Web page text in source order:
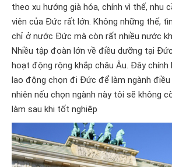
theo xu hướng già hóa, chính vì thế, nhu
viên của Đức rất lớn. Không những thế,
chỉ ở nước Đức mà còn rất nhiều nước
Nhiều tập đoàn lớn về điều dưỡng tại
hoạt động rộng khắp châu Âu. Đây chính
lao động chọn đi Đức để làm ngành điều
nhiên nếu chọn ngành này tôi sẽ không
làm sau khi tốt nghiệp